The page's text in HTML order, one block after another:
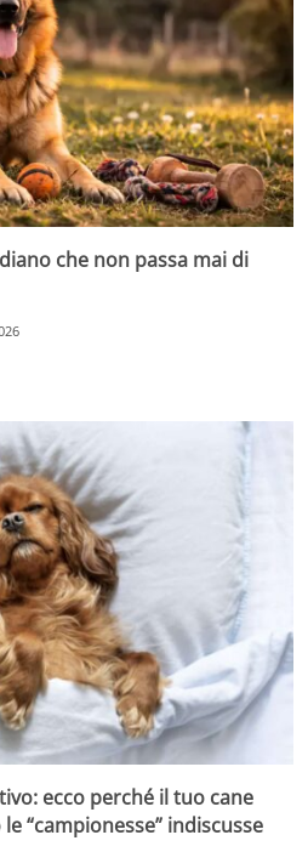
che non passa mai di
ecco perché il tuo cane
“campionesse” indiscusse